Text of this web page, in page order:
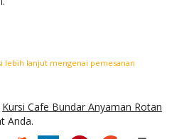
lanjut mengenai pemesanan
Kursi Cafe Bundar Anyaman Rotan
Anda.